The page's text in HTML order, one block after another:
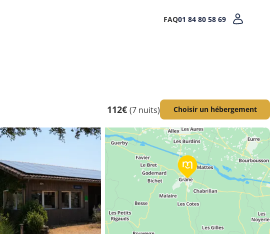
FAQ01 84 80 58 69
112€ (7 nuits) Choisir un hébergement